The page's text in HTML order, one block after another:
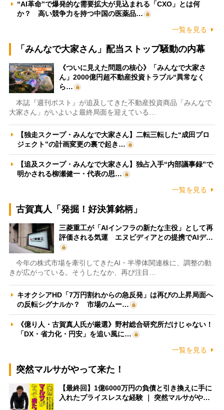
“AI革命”で爆発的な需要拡大が見込まれる「CXO」とは何
か？ 高い競争力を持つ中国の医薬品…
一覧を見る
「みんなで大家さん」配当ストップ騒動の内幕
《ついに見えた問題の核心》「みんなで大家さ
ん」2000億円超不動産投資トラブル“異常なく
ら…
本誌『週刊ポスト』が追及してきた不動産投資商品「みんなで
大家さん」がいよいよ最終局面を迎えている…
【独走スクープ・みんなで大家さん】二転三転した“成田プロ
ジェクト”の計画変更の裏で起き…
【追及スクープ・みんなで大家さん】独占入手“内部議事録”で
明かされる柳瀬健一・代表の思…
一覧を見る
古賀真人「発掘！好決算銘柄」
三菱重工が「AIインフラの新たな主役」として再
評価される気運 エヌビディアとの提携でAIデ…
今年の株式市場を牽引してきたAI・半導体関連株に、調整の動
きが広がっている。そうしたなか、再び注目…
キオクシアHD「7万円割れからの急反発」は再びの上昇局面へ
の反転シグナルか？ 市場のムー…
《億り人・古賀真人氏が厳選》野村総合研究所だけじゃない！
「DX・省力化・円安」を追い風に…
一覧を見る
突然マルサがやって来た！
【最終回】1億6000万円の負債と引き換えに手に
入れたプライスレスな経験 ｜ 突然マルサがや…